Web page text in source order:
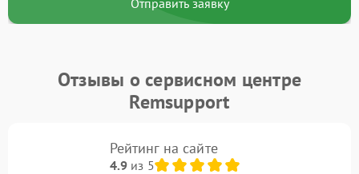
Отзывы о сервисном центре
Remsupport
Рейтинг на сайте
4.9из 5